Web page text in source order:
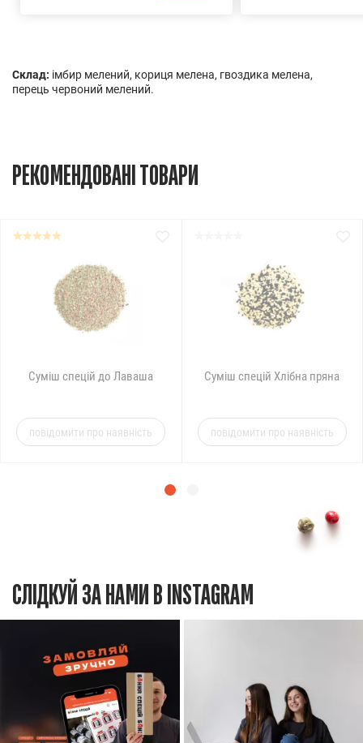
Склад: імбир мелений, кориця мелена, гвоздика мелена,
перець червоний мелений.
РЕКОМЕНДОВАНІ ТОВАРИ
Суміш спецій до Лаваша
повідомити про наявність
Суміш спецій Хлібна пряна
повідомити про наявність
СЛІДКУЙ ЗА НАМИ В INSTAGRAM